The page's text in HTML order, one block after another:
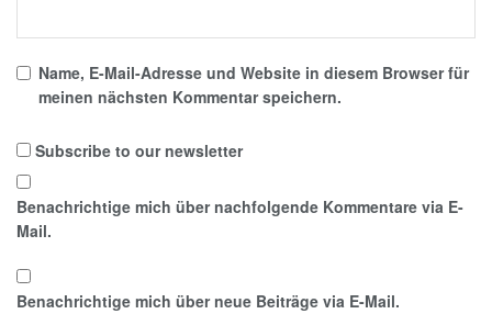
Name, E-Mail-Adresse und Website in diesem Browser für
meinen nächsten Kommentar speichern.
Subscribe to our newsletter
Benachrichtige mich über nachfolgende Kommentare via E-
Mail.
Benachrichtige mich über neue Beiträge via E-Mail.